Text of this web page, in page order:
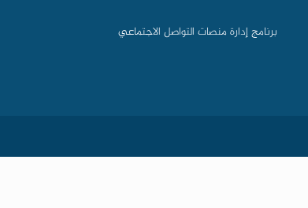
برنامج إدارة منصات التواصل الاجتماعي